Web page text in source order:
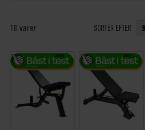
18 varer SORTER EFTER